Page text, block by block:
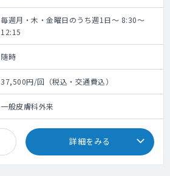
毎週月・木・金曜日のうち週1日～ 8:30～
12:15
随時
37,500円/回（税込・交通費込）
一般皮膚科外来
詳細をみる